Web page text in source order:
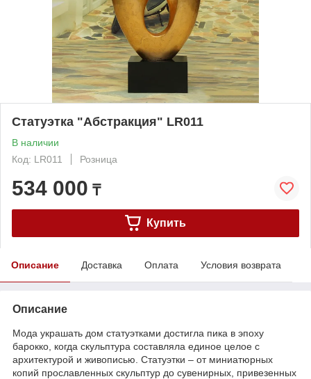
Статуэтка "Абстракция" LR011
В наличии
Код: LR011
Розница
534 000 ₸
Купить
Описание Доставка Оплата Условия возврата
Описание
Мода украшать дом статуэтками достигла пика в эпоху
барокко, когда скульптура составляла единое целое с
архитектурой и живописью. Статуэтки – от миниатюрных
копий прославленных скульптур до сувенирных, привезенных